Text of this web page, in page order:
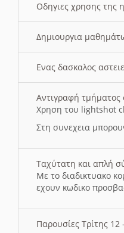
Οδηγιες χρησης της
Δημιουργια
Ενας δασκαλος
Αντιγραφή
Χρηση του lightshot
Στη συνεχεια
Ταχύτατη και απλή
Με το διαδικτυακο
εχουν κωδικο
Παρουσίες Τρίτης 12